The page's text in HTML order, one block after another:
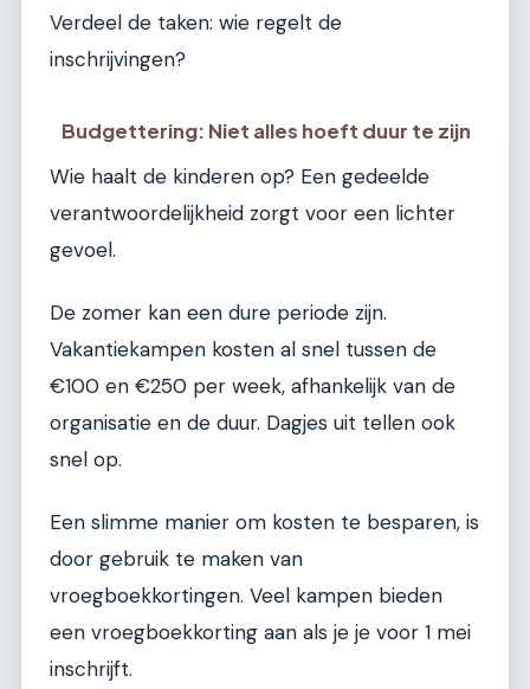
Verdeel de taken: wie regelt de
inschrijvingen?
Budgettering: Niet alles hoeft duur te zijn
Wie haalt de kinderen op? Een gedeelde
verantwoordelijkheid zorgt voor een lichter
gevoel.
De zomer kan een dure periode zijn.
Vakantiekampen kosten al snel tussen de
€100 en €250 per week, afhankelijk van de
organisatie en de duur. Dagjes uit tellen ook
snel op.
Een slimme manier om kosten te besparen, is
door gebruik te maken van
vroegboekkortingen. Veel kampen bieden
een vroegboekkorting aan als je je voor 1 mei
inschrijft.